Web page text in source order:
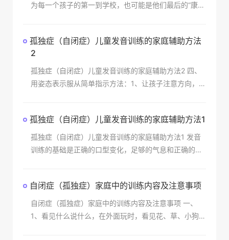
为每一个孩子的第一到学校，也可能是他们最后的“康复
孤独症（自闭症）儿童发音训练的家庭辅助方法
2
孤独症（自闭症）儿童发音训练的家庭辅助方法2 四、
用姿态表示服从简单指示方法：1、让孩子注意方向，一
孤独症（自闭症）儿童发音训练的家庭辅助方法1
孤独症（自闭症）儿童发音训练的家庭辅助方法1 发音
训练的基础是正确的口型变化，足够的气息和正确的舌
自闭症（孤独症）家庭中的训练内容及注意事项
自闭症（孤独症）家庭中的训练内容及注意事项 一、
1、看见什么说什么，在外面玩时，看见花、草、小狗等